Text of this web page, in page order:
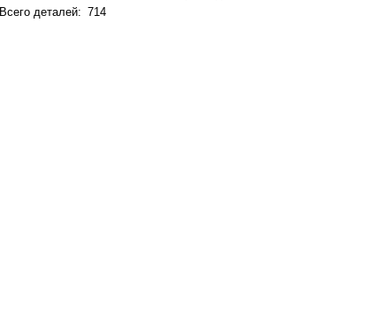
Всего деталей: 714